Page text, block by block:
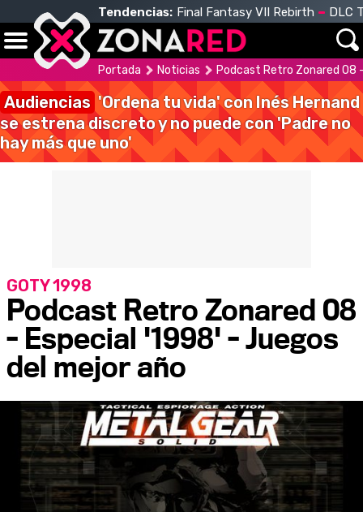
Tendencias: Final Fantasy VII Rebirth DLC
Portada Noticias Podcast Retro Zonared 08
Audiencias 'Ordena tu vida' con Inés Hernand
se estrena discreto y no puede con 'Padre no
hay más que uno'
Podcast Retro Zonared 08
- Especial '1998' - Juegos
del mejor año
GOTY 1998